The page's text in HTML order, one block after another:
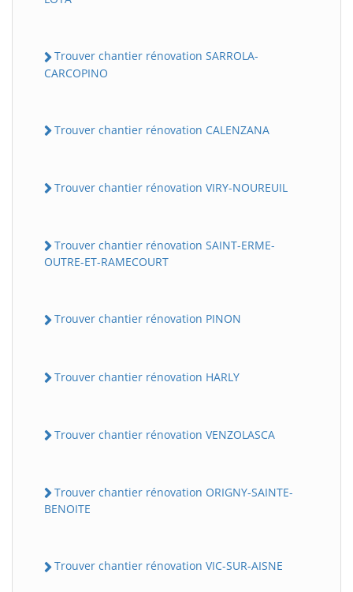
Trouver chantier rénovation SARROLA-
CARCOPINO
Trouver chantier rénovation CALENZANA
Trouver chantier rénovation VIRY-NOUREUIL
Trouver chantier rénovation SAINT-ERME-
OUTRE-ET-RAMECOURT
Trouver chantier rénovation PINON
Trouver chantier rénovation HARLY
Trouver chantier rénovation VENZOLASCA
Trouver chantier rénovation ORIGNY-SAINTE-
BENOITE
Trouver chantier rénovation VIC-SUR-AISNE